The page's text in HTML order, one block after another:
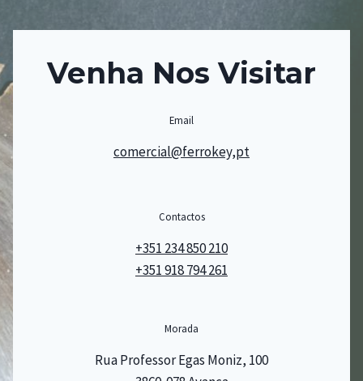
Venha Nos Visitar
Email
comercial@ferrokey,pt
Contactos
+351 234 850 210
+351 918 794 261
Morada
Rua Professor Egas Moniz, 100